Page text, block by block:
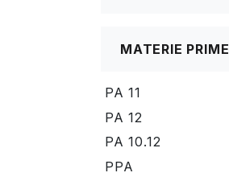
MATERIE PRIME
PA 11
PA 12
PA 10.12
PPA